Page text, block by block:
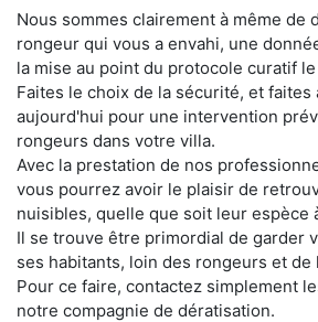
Nous sommes clairement à même de
rongeur qui vous a envahi, une
la mise au point du protocole curatif
Faites le choix de la sécurité, et faites
aujourd'hui pour une intervention
rongeurs dans votre villa.
Avec la prestation de nos
vous pourrez avoir le plaisir de
nuisibles, quelle que soit leur espèce
Il se trouve être primordial de garder
ses habitants, loin des rongeurs et de
Pour ce faire, contactez simplement
notre compagnie de dératisation.